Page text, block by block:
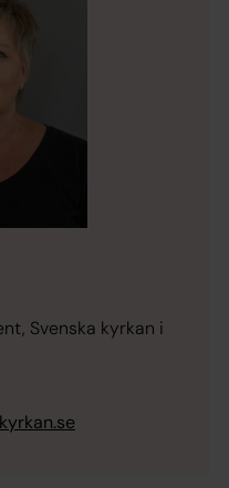
Svenska kyrkan i